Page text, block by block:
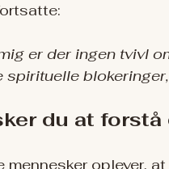
er der ingen tvivl
spirituelle
du at
mennesker oplever,